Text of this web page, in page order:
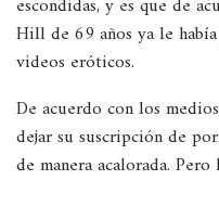
Hill de 69 años ya le
videos eróticos.
De acuerdo con los
dejar su suscripción de
de manera acalorada.